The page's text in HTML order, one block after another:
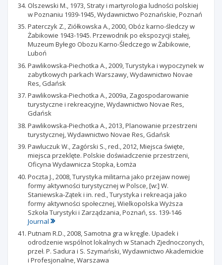
Olszewski M., 1973, Straty i martyrologia ludności polskiej
w Poznaniu 1939-1945, Wydawnictwo Poznańskie, Poznań
Paterczyk Z., Ziółkowska A., 2000, Obóz karno-śledczy w
Żabikowie 1943-1945. Przewodnik po ekspozycji stałej,
Muzeum Byłego Obozu Karno-Śledczego w Żabikowie,
Luboń
Pawlikowska-Piechotka A., 2009, Turystyka i wypoczynek w
zabytkowych parkach Warszawy, Wydawnictwo Novae
Res, Gdańsk
Pawlikowska-Piechotka A., 2009a, Zagospodarowanie
turystyczne i rekreacyjne, Wydawnictwo Novae Res,
Gdańsk
Pawlikowska-Piechotka A., 2013, Planowanie przestrzeni
turystycznej, Wydawnictwo Novae Res, Gdańsk
Pawluczuk W., Zagórski S., red., 2012, Miejsca święte,
miejsca przeklęte. Polskie doświadczenie przestrzeni,
Oficyna Wydawnicza Stopka, Łomża
Poczta J., 2008, Turystyka militarna jako przejaw nowej
formy aktywności turystycznej w Polsce, [w:] W.
Staniewska-Zątek i in. red., Turystyka i rekreacja jako
formy aktywności społecznej, Wielkopolska Wyższa
Szkoła Turystyki i Zarządzania, Poznań, ss. 139-146
Journal
Putnam R.D., 2008, Samotna gra w kręgle. Upadek i
odrodzenie wspólnot lokalnych w Stanach Zjednoczonych,
przeł. P. Sadura i S. Szymański, Wydawnictwo Akademickie
i Profesjonalne, Warszawa